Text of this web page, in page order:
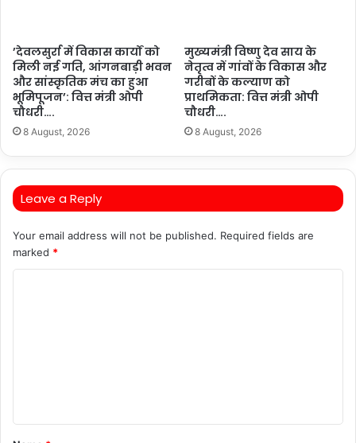
’देवलसुर्रा में विकास कार्यों को
मिली नई गति, आंगनबाड़ी भवन
और सांस्कृतिक मंच का हुआ
भूमिपूजन’: वित्त मंत्री ओपी
चौधरी….
8 August, 2026
मुख्यमंत्री विष्णु देव साय के
नेतृत्व में गांवों के विकास और
गरीबों के कल्याण को
प्राथमिकता: वित्त मंत्री ओपी
चौधरी….
8 August, 2026
Leave a Reply
Your email address will not be published. Required fields are
marked *
t